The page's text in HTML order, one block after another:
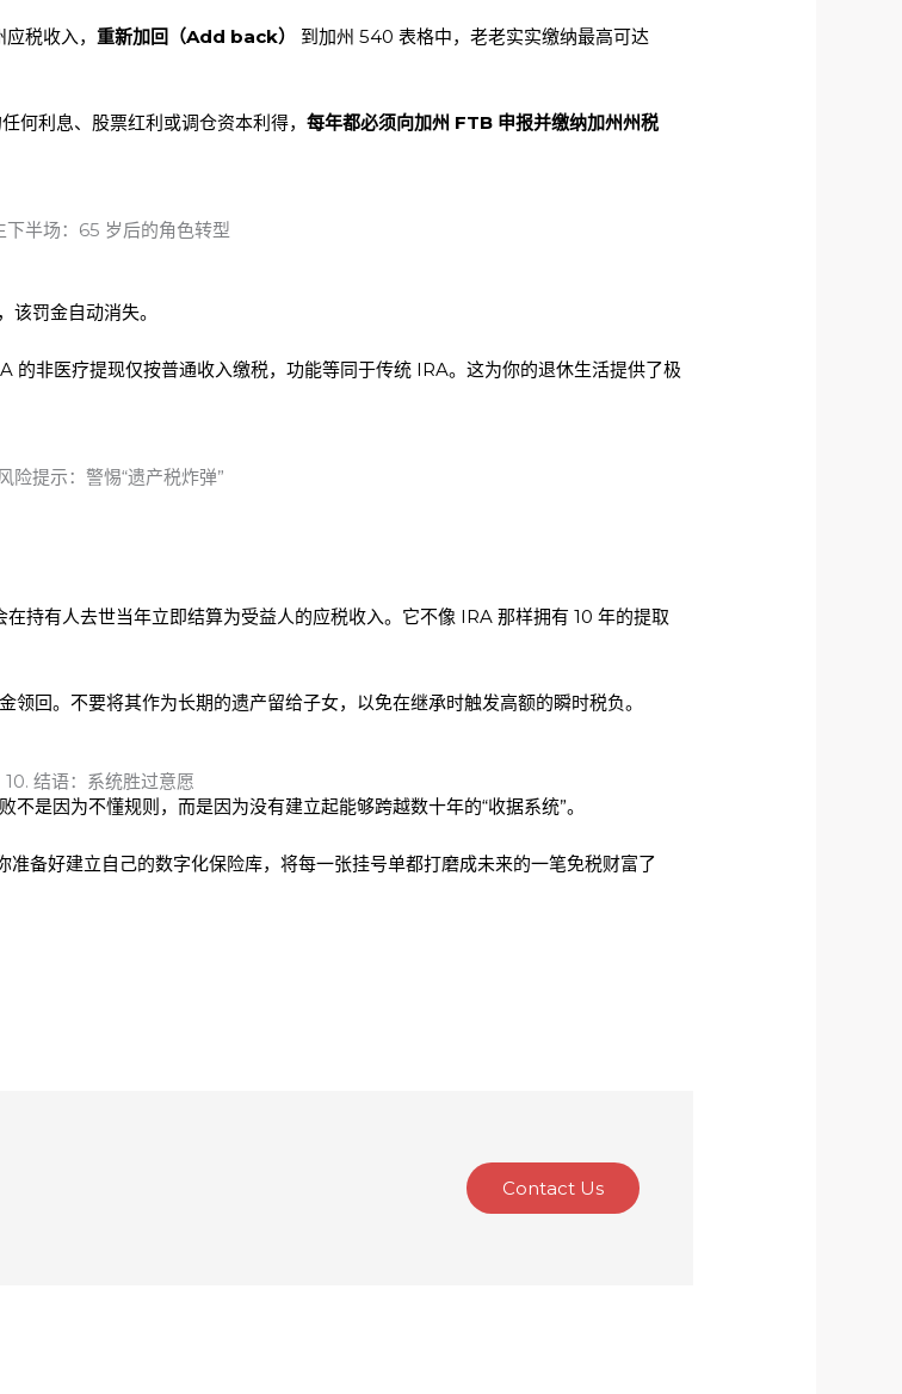
应税收入，重新加回（Add back）
到加州 540 表格中，老老实实缴纳最高可达
何利息、股票红利或调仓资本利得，每年都必须向加州 FTB 申报并缴纳加州州税
下半场：65 岁后的角色转型
罚金自动消失。
的非医疗提现仅按普通收入缴税，功能等同于传统 IRA。这为你的退休生活提供了极
险提示：警惕“遗产税炸弹”
在持有人去世当年立即结算为受益人的应税收入。它不像 IRA 那样拥有 10 年的提取
回。不要将其作为长期的遗产留给子女，以免在继承时触发高额的瞬时税负。
10. 结语：系统胜过意愿
不是因为不懂规则，而是因为没有建立起能够跨越数十年的“收据系统”。
备好建立自己的数字化保险库，将每一张挂号单都打磨成未来的一笔免税财富了
Contact Us